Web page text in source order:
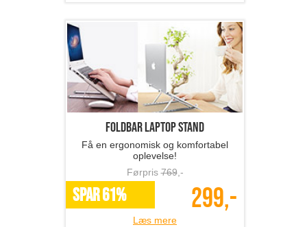
Foldbar laptop stand
Få en ergonomisk og komfortabel
oplevelse!
Førpris769,-
SPAR 61% 299,-
Læs mere